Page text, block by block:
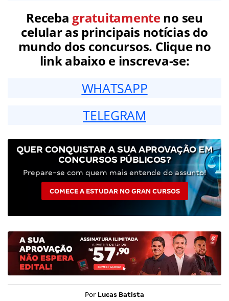
Receba gratuitamenteno seu
celular as principais notícias do
mundo dos concursos. Clique no
link abaixo e inscreva-se:
WHATSAPP
TELEGRAM
QUER CONQUISTAR A SUA APROVAÇÃO EM
CONCURSOS PÚBLICOS?
Prepare-se com quem mais entende do assunto!
COMECE A ESTUDAR NO GRAN CURSOS
Por Lucas Batista